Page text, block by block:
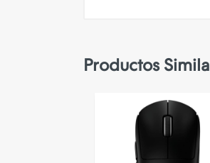
Productos